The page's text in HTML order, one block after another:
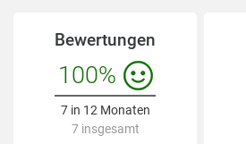
Bewertungen
100%
7 in 12 Monaten
7 insgesamt